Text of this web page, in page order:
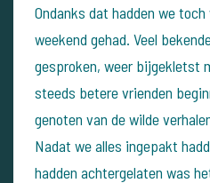
Ondanks dat hadden we
weekend gehad. Veel
gesproken, weer bijgekletst
steeds betere vrienden
genoten van de wilde
Nadat we alles ingepakt
hadden achtergelaten was